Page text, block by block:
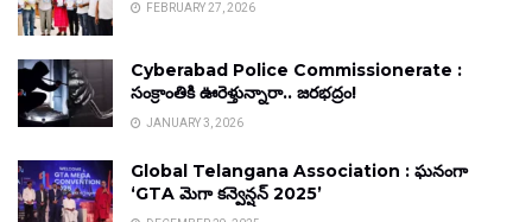
FEBRUARY 27, 2026
Cyberabad Police Commissionerate :
సంక్రాంతికి ఊరెళ్తున్నారా.. జరభద్రం!
JANUARY 3, 2026
Global Telangana Association : ఘనంగా
‘GTA మెగా కన్వెన్షన్ 2025’